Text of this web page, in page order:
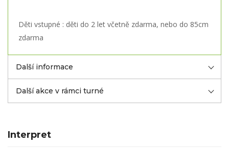
Děti vstupné : děti do 2 let včetně zdarma, nebo do 85cm
zdarma
Další informace
Další akce v rámci turné
Interpret